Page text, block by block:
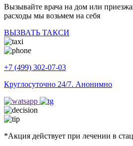
Вызывайте врача на дом или
расходы мы возьмем на себя
ВЫЗВАТЬ ТАКСИ
+7 (499) 302-07-03
Круглосуточно 24/7. Анонимно
*Акция действует при лечении в